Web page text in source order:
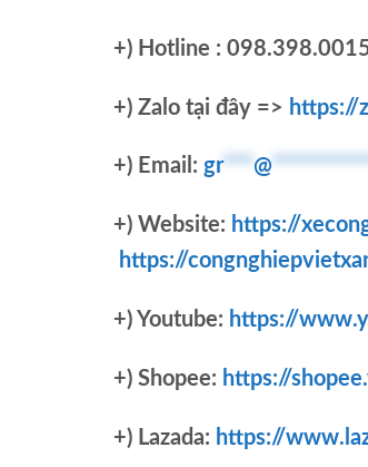
+) Hotline :
+) Zalo tại đây => https://
+) Email: gr***@
+) Website: https://
https://
+) Youtube: https://
+) Shopee: https://
+) Lazada: https://